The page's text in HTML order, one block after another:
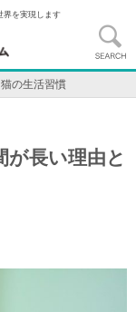
界を実現します
の生活習慣
が長い理由と